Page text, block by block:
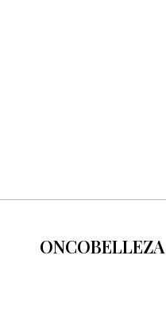
ONCOBELLEZA